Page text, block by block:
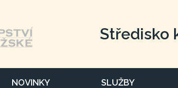
Středisko
NOVINKY SLUŽBY